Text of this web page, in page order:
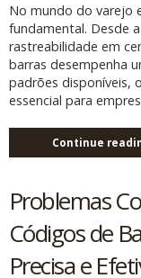
No mundo do varejo
fundamental. Desde
rastreabilidade em
barras desempenha
padrões disponíveis,
essencial para
Continue
Problemas
Códigos de
Precisa e